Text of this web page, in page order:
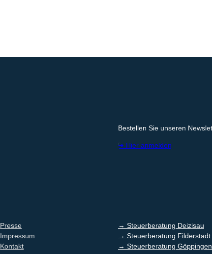
Bestellen Sie unseren
➔ Hier anmelden
Presse
Impressum
Kontakt
→ Steuerberatung Deizisau
→ Steuerberatung Filderstadt
→ Steuerberatung Göppingen